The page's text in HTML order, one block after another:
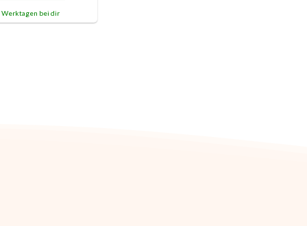
Werktagen bei dir